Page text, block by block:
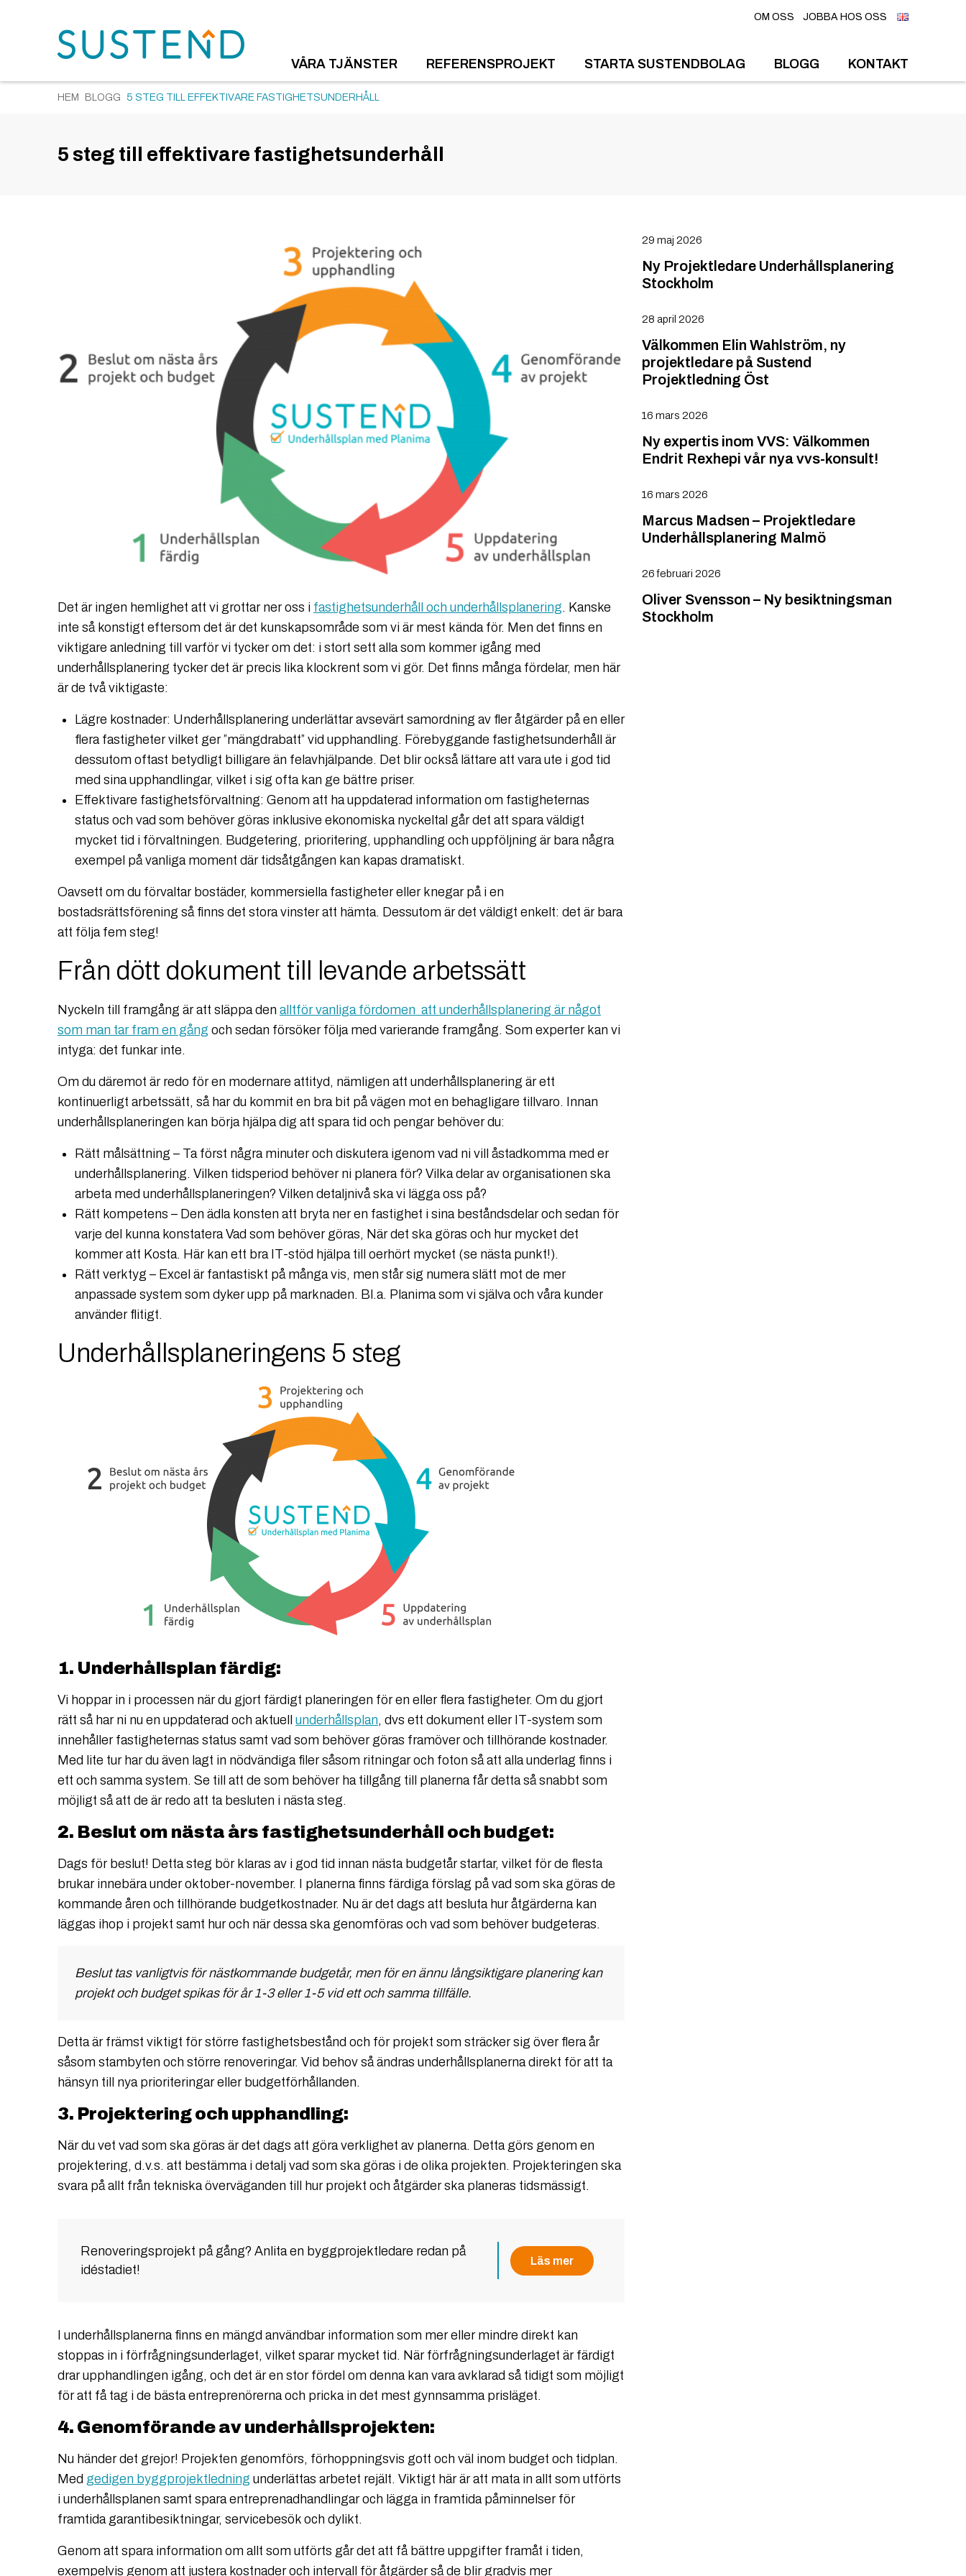
OM OSS JOBBA HOS OSS
VÅRA TJÄNSTER REFERENSPROJEKT STARTA SUSTENDBOLAG BLOGG KONTAKT
HEM BLOGG 5 STEG TILL EFFEKTIVARE FASTIGHETSUNDERHÅLL
5 steg till effektivare fastighetsunderhåll
Det är ingen hemlighet att vi grottar ner oss i fastighetsunderhåll och underhållsplanering. Kanske
inte så konstigt eftersom det är det kunskapsområde som vi är mest kända för. Men det finns en
viktigare anledning till varför vi tycker om det: i stort sett alla som kommer igång med
underhållsplanering tycker det är precis lika klockrent som vi gör. Det finns många fördelar, men här
är de två viktigaste:
Lägre kostnader: Underhållsplanering underlättar avsevärt samordning av fler åtgärder på en eller
flera fastigheter vilket ger ”mängdrabatt” vid upphandling. Förebyggande fastighetsunderhåll är
dessutom oftast betydligt billigare än felavhjälpande. Det blir också lättare att vara ute i god tid
med sina upphandlingar, vilket i sig ofta kan ge bättre priser.
Effektivare fastighetsförvaltning: Genom att ha uppdaterad information om fastigheternas
status och vad som behöver göras inklusive ekonomiska nyckeltal går det att spara väldigt
mycket tid i förvaltningen. Budgetering, prioritering, upphandling och uppföljning är bara några
exempel på vanliga moment där tidsåtgången kan kapas dramatiskt.
Oavsett om du förvaltar bostäder, kommersiella fastigheter eller knegar på i en
bostadsrättsförening så finns det stora vinster att hämta. Dessutom är det väldigt enkelt: det är bara
att följa fem steg!
Från dött dokument till levande arbetssätt
Nyckeln till framgång är att släppa den alltför vanliga fördomen att underhållsplanering är något
som man tar fram en gång och sedan försöker följa med varierande framgång. Som experter kan vi
intyga: det funkar inte.
Om du däremot är redo för en modernare attityd, nämligen att underhållsplanering är ett
kontinuerligt arbetssätt, så har du kommit en bra bit på vägen mot en behagligare tillvaro. Innan
underhållsplaneringen kan börja hjälpa dig att spara tid och pengar behöver du:
Rätt målsättning – Ta först några minuter och diskutera igenom vad ni vill åstadkomma med er
underhållsplanering. Vilken tidsperiod behöver ni planera för? Vilka delar av organisationen ska
arbeta med underhållsplaneringen? Vilken detaljnivå ska vi lägga oss på?
Rätt kompetens – Den ädla konsten att bryta ner en fastighet i sina beståndsdelar och sedan för
varje del kunna konstatera Vad som behöver göras, När det ska göras och hur mycket det
kommer att Kosta. Här kan ett bra IT-stöd hjälpa till oerhört mycket (se nästa punkt!).
Rätt verktyg – Excel är fantastiskt på många vis, men står sig numera slätt mot de mer
anpassade system som dyker upp på marknaden. Bl.a. Planima som vi själva och våra kunder
använder flitigt.
Underhållsplaneringens 5 steg
1. Underhållsplan färdig:
Vi hoppar in i processen när du gjort färdigt planeringen för en eller flera fastigheter. Om du gjort
rätt så har ni nu en uppdaterad och aktuell underhållsplan, dvs ett dokument eller IT-system som
innehåller fastigheternas status samt vad som behöver göras framöver och tillhörande kostnader.
Med lite tur har du även lagt in nödvändiga filer såsom ritningar och foton så att alla underlag finns i
ett och samma system. Se till att de som behöver ha tillgång till planerna får detta så snabbt som
möjligt så att de är redo att ta besluten i nästa steg.
2. Beslut om nästa års fastighetsunderhåll och budget:
Dags för beslut! Detta steg bör klaras av i god tid innan nästa budgetår startar, vilket för de flesta
brukar innebära under oktober-november. I planerna finns färdiga förslag på vad som ska göras de
kommande åren och tillhörande budgetkostnader. Nu är det dags att besluta hur åtgärderna kan
läggas ihop i projekt samt hur och när dessa ska genomföras och vad som behöver budgeteras.
Beslut tas vanligtvis för nästkommande budgetår, men för en ännu långsiktigare planering kan
projekt och budget spikas för år 1-3 eller 1-5 vid ett och samma tillfälle.
Detta är främst viktigt för större fastighetsbestånd och för projekt som sträcker sig över flera år
såsom stambyten och större renoveringar. Vid behov så ändras underhållsplanerna direkt för att ta
hänsyn till nya prioriteringar eller budgetförhållanden.
3. Projektering och upphandling:
När du vet vad som ska göras är det dags att göra verklighet av planerna. Detta görs genom en
projektering, d.v.s. att bestämma i detalj vad som ska göras i de olika projekten. Projekteringen ska
svara på allt från tekniska överväganden till hur projekt och åtgärder ska planeras tidsmässigt.
Renoveringsprojekt på gång? Anlita en byggprojektledare redan på
idéstadiet!
Läs mer
I underhållsplanerna finns en mängd användbar information som mer eller mindre direkt kan
stoppas in i förfrågningsunderlaget, vilket sparar mycket tid. När förfrågningsunderlaget är färdigt
drar upphandlingen igång, och det är en stor fördel om denna kan vara avklarad så tidigt som möjligt
för att få tag i de bästa entreprenörerna och pricka in det mest gynnsamma prisläget.
4. Genomförande av underhållsprojekten:
Nu händer det grejor! Projekten genomförs, förhoppningsvis gott och väl inom budget och tidplan.
Med gedigen byggprojektledning underlättas arbetet rejält. Viktigt här är att mata in allt som utförts
i underhållsplanen samt spara entreprenadhandlingar och lägga in framtida påminnelser för
framtida garantibesiktningar, servicebesök och dylikt.
Genom att spara information om allt som utförts går det att få bättre uppgifter framåt i tiden,
exempelvis genom att justera kostnader och intervall för åtgärder så de blir gradvis mer
Ny Projektledare Underhållsplanering
Stockholm
29 maj 2026
Välkommen Elin Wahlström, ny
projektledare på Sustend
Projektledning Öst
28 april 2026
Ny expertis inom VVS: Välkommen
Endrit Rexhepi vår nya vvs-konsult!
16 mars 2026
Marcus Madsen – Projektledare
Underhållsplanering Malmö
16 mars 2026
Oliver Svensson – Ny besiktningsman
Stockholm
26 februari 2026